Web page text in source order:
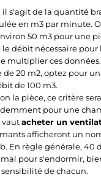
il s'agit de la quantité
en m3 par minute.
50 m3 pour une
débit nécessaire pour
multiplier ces
de 20 m2, optez pour
de 100 m3.
la pièce, ce critère
pour une
vautacheter un
afficheront un
En règle générale, 40
pour s'endormir,
de chacun.